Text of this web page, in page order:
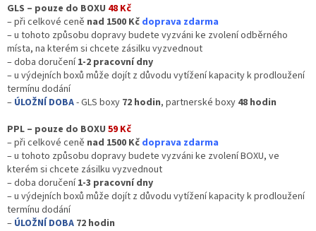
GLS – pouze do BOXU 48 Kč
– při celkové ceně nad 1500 Kč doprava zdarma
– u tohoto způsobu dopravy budete vyzváni ke zvolení odběrného
místa, na kterém si chcete zásilku vyzvednout
– doba doručení1-2 pracovní dny
– u výdejních boxů může dojít z důvodu vytížení kapacity k prodloužení
termínu dodání
– ÚLOŽNÍ DOBA- GLS boxy 72 hodin, partnerské boxy 48 hodin
PPL – pouze do BOXU 59 Kč
– při celkové ceně nad 1500 Kč doprava zdarma
– u tohoto způsobu dopravy budete vyzváni ke zvolení BOXU, ve
kterém si chcete zásilku vyzvednout
– doba doručení1-3 pracovní dny
– u výdejních boxů může dojít z důvodu vytížení kapacity k prodloužení
termínu dodání
– ÚLOŽNÍ DOBA 72 hodin